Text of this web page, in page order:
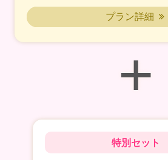
プラン詳細
+
特別セット